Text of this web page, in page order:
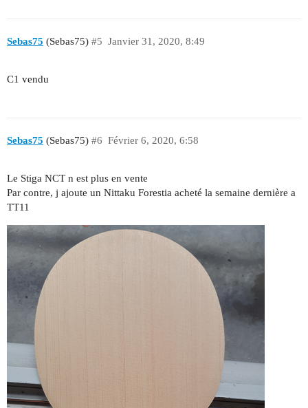
Sebas75 (Sebas75) Janvier 31, 2020, 8:49
#5
C1 vendu
Sebas75 (Sebas75) Février 6, 2020, 6:58
#6
Le Stiga NCT n est plus en vente
Par contre, j ajoute un Nittaku Forestia acheté la semaine dernière a
TT11